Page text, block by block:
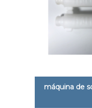
máquina de